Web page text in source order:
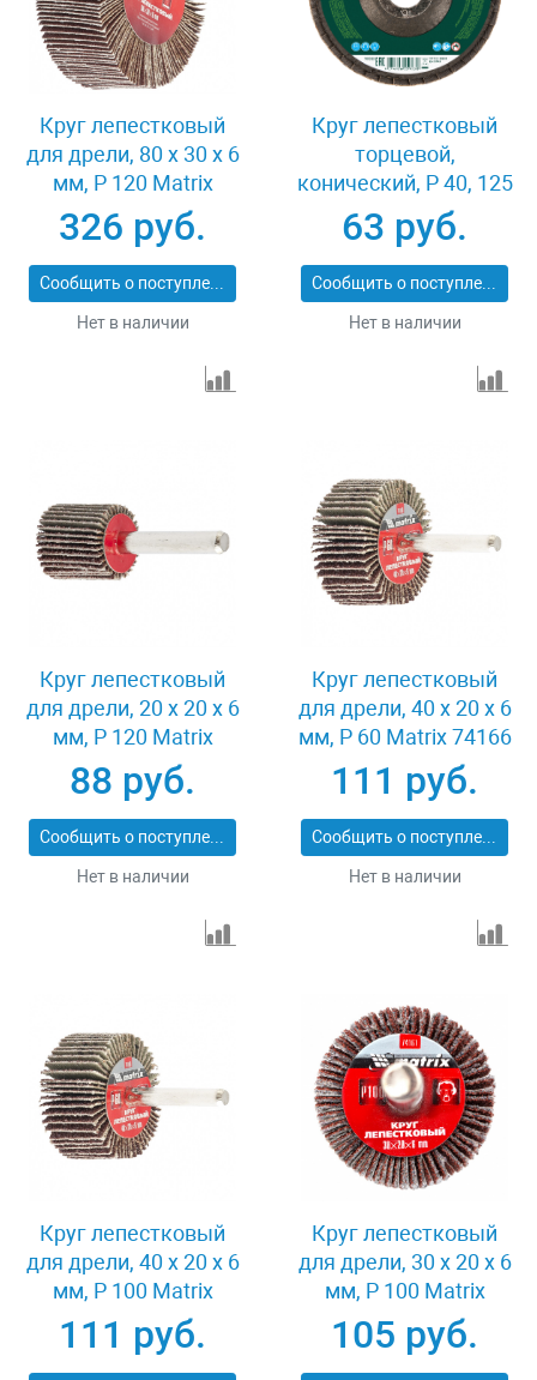
Круг лепестковый
для дрели, 80 х 30 х 6
мм, P 120 Matrix
74146
326 руб.
Сообщить о поступлении
Нет в наличии
Круг лепестковый
торцевой,
конический, Р 40, 125
х 22.2 мм Сибртех
74083
63 руб.
Сообщить о поступлении
Нет в наличии
Круг лепестковый
для дрели, 20 х 20 х 6
мм, P 120 Matrix
74104
88 руб.
Сообщить о поступлении
Нет в наличии
Круг лепестковый
для дрели, 40 х 20 х 6
мм, P 60 Matrix 74166
111 руб.
Сообщить о поступлении
Нет в наличии
Круг лепестковый
для дрели, 40 х 20 х 6
мм, P 100 Matrix
74168
111 руб.
Круг лепестковый
для дрели, 30 х 20 х 6
мм, P 100 Matrix
74161
105 руб.